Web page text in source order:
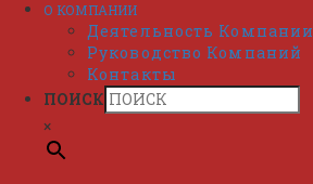
О КОМПАНИИ
Деятельность Компании
Руководство Компаний
Контакты
ПОИСК
×